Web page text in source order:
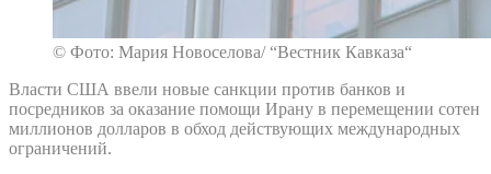
© Фото: Мария Новоселова/ “Вестник Кавказа“
Власти США ввели новые санкции против банков и
посредников за оказание помощи Ирану в перемещении сотен
миллионов долларов в обход действующих международных
ограничений.